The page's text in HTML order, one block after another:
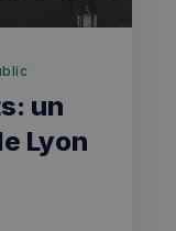
un
Lyon